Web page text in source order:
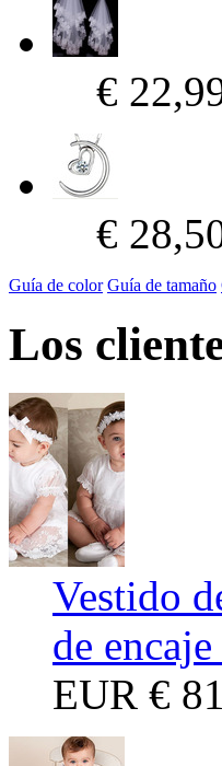
€
€
Guía de color Guía de tamaño
Los
Vestido
de
EUR €